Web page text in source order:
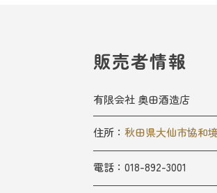
販売者情報
有限会社 奥田酒造店
住所：秋田県大仙市協和
電話：018-892-3001